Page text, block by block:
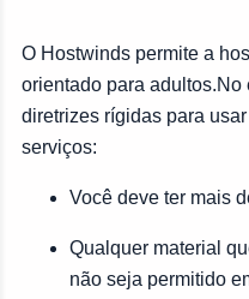
O Hostwinds permite a
orientado para
diretrizes rígidas para
serviços:
Você deve ter mais
Qualquer material
não seja permitido